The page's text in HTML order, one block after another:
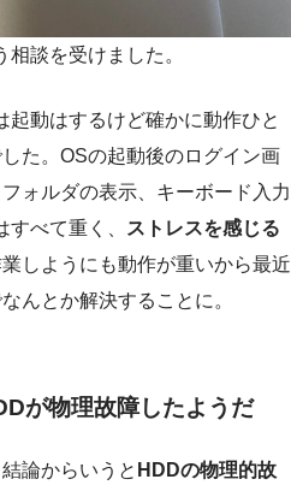
相談を受けました。
動はするけど確かに動作ひと
た。OSの起動後のログイン画
ォルダの表示、キーボード入力
べて重く、
ストレスを感じる
しようにも動作が重いから最近
んとか解決することに。
が物理故障したようだ
論からいうと HDDの物理的故